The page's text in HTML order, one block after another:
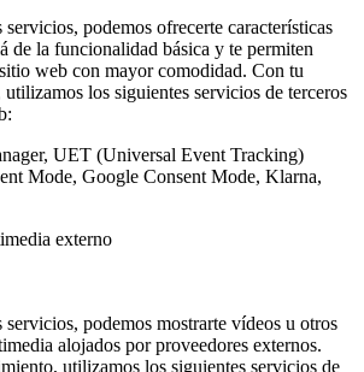
servicios, podemos ofrecerte características
de la funcionalidad básica y te permiten
web con mayor comodidad. Con tu
los siguientes servicios de terceros
UET (Universal Event Tracking)
Mode, Google Consent Mode, Klarna,
externo
servicios, podemos mostrarte vídeos u otros
alojados por proveedores externos.
utilizamos los siguientes servicios de